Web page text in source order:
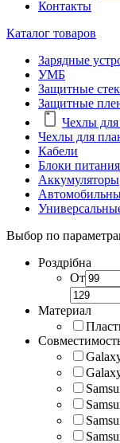
Контакты
Каталог товаров
Зарядные
УМБ
Защитные
Защитные
Чехлы
Чехлы для
Кабели
Блоки питания
Аккумуляторы
Выбор по
Роздрібна
От
Материал